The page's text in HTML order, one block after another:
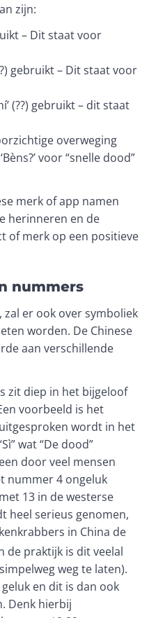
zijn:
– Dit staat voor
voor “snelle dood”
merk of app namen
herinneren en de
of merk op een positieve
nummers
zal er ook over symboliek
worden. De Chinese
aan verschillende
zit diep in het bijgeloof
voorbeeld is het
wordt in het
wat “De dood”
door veel mensen
nummer 4 ongeluk
13 in de westerse
heel serieus genomen,
in China de
de praktijk is dit veelal
weg te laten).
en dit is dan ook
Denk hierbij